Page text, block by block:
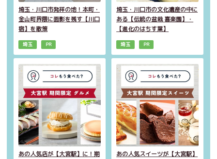
埼玉・川口市発祥の地！本町・
金山町界隈に面影を残す【川口
宿】を散策
埼玉 PR
埼玉・川口市の文化遺産の中に
ある【伝統の盆栽 喜楽園】・
【進化のはちす葉】
埼玉 PR
あの人気店が【大宮駅】に！期
あの人気スイーツが【大宮駅】